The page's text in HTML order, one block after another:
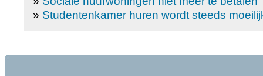
» Studentenkamer huren wordt steeds